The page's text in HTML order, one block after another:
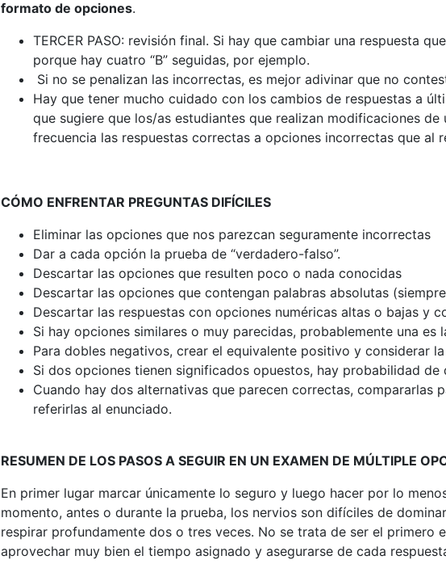
formato de opciones.
TERCER PASO: revisión final. Si hay que cambiar una respuesta
porque hay cuatro “B” seguidas, por ejemplo.
Si no se penalizan las incorrectas, es mejor adivinar que no
Hay que tener mucho cuidado con los cambios de respuestas a
que sugiere que los/as estudiantes que realizan modificaciones de
frecuencia las respuestas correctas a opciones incorrectas que al
CÓMO ENFRENTAR PREGUNTAS DIFÍCILES
Eliminar las opciones que nos parezcan seguramente incorrectas
Dar a cada opción la prueba de “verdadero-falso”.
Descartar las opciones que resulten poco o nada conocidas
Descartar las opciones que contengan palabras absolutas
Descartar las respuestas con opciones numéricas altas o bajas y
Si hay opciones similares o muy parecidas, probablemente una es
Para dobles negativos, crear el equivalente positivo y considerar
Si dos opciones tienen significados opuestos, hay probabilidad de
Cuando hay dos alternativas que parecen correctas, compararlas
referirlas al enunciado.
RESUMEN DE LOS PASOS A SEGUIR EN UN EXAMEN DE MÚLTIPLE
En primer lugar marcar únicamente lo seguro y luego hacer por lo
momento, antes o durante la prueba, los nervios son difíciles de
respirar profundamente dos o tres veces. No se trata de ser el primero
aprovechar muy bien el tiempo asignado y asegurarse de cada